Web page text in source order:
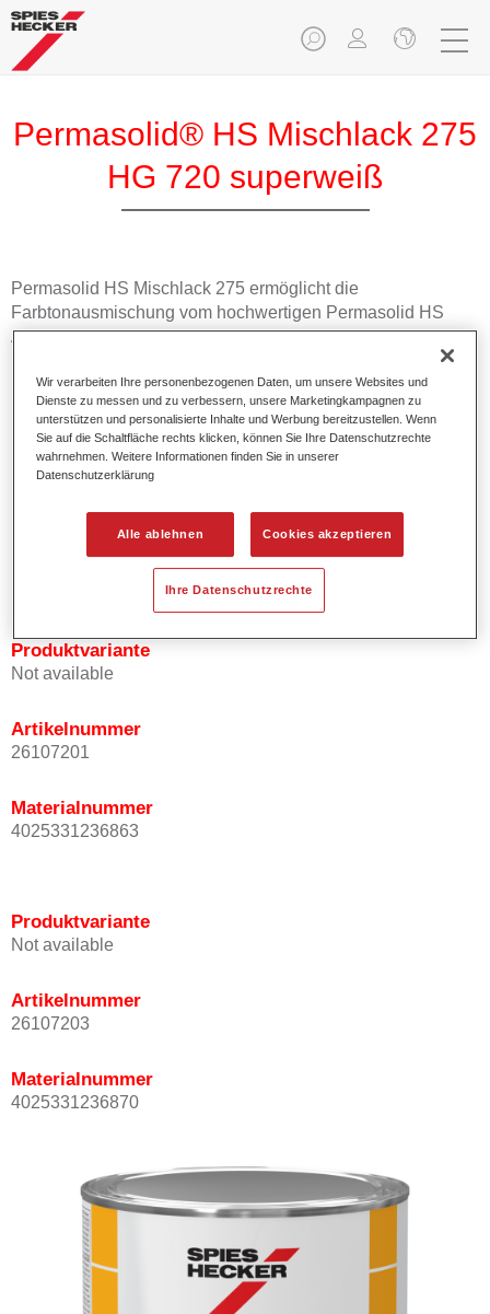
Permasolid® HS Mischlack 275
HG 720 superweiß
Permasolid HS Mischlack 275 ermöglicht die
Farbtonausmischung vom hochwertigen Permasolid HS
Autolack 275 mit allen Uni-Farbtönen für die Pkw-
Produktmerkmale
Erlaubt eine einfache und schnelle Verarbeitung in 1,5
Spritzgängen.
Ermöglicht schnelle Trocknungszeiten.
Bietet ein hohes Deckvermögen.
Besitzt einen exzellenten Decklackstand.
Entspricht den VOC Anforderungen.
Alle Farbtöne sind bleifrei.
Produktvariante
Not available
Artikelnummer
26107201
Materialnummer
4025331236863
Produktvariante
Not available
Artikelnummer
26107203
Materialnummer
4025331236870
Wir verarbeiten Ihre personenbezogenen Daten, um unsere Websites und
Dienste zu messen und zu verbessern, unsere Marketingkampagnen zu
unterstützen und personalisierte Inhalte und Werbung bereitzustellen. Wenn
Sie auf die Schaltfläche rechts klicken, können Sie Ihre Datenschutzrechte
wahrnehmen. Weitere Informationen finden Sie in unserer
Datenschutzerklärung
Alle ablehnen Cookies akzeptieren
Ihre Datenschutzrechte